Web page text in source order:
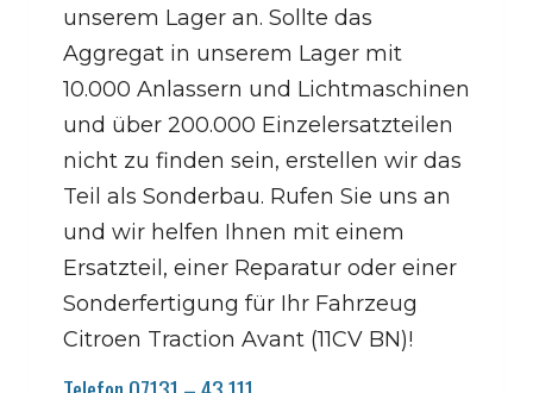
unserem Lager an. Sollte das
Aggregat in unserem Lager mit
10.000 Anlassern und Lichtmaschinen
und über 200.000 Einzelersatzteilen
nicht zu finden sein, erstellen wir das
Teil als Sonderbau. Rufen Sie uns an
und wir helfen Ihnen mit einem
Ersatzteil, einer Reparatur oder einer
Sonderfertigung für Ihr Fahrzeug
Citroen Traction Avant (11CV BN)!